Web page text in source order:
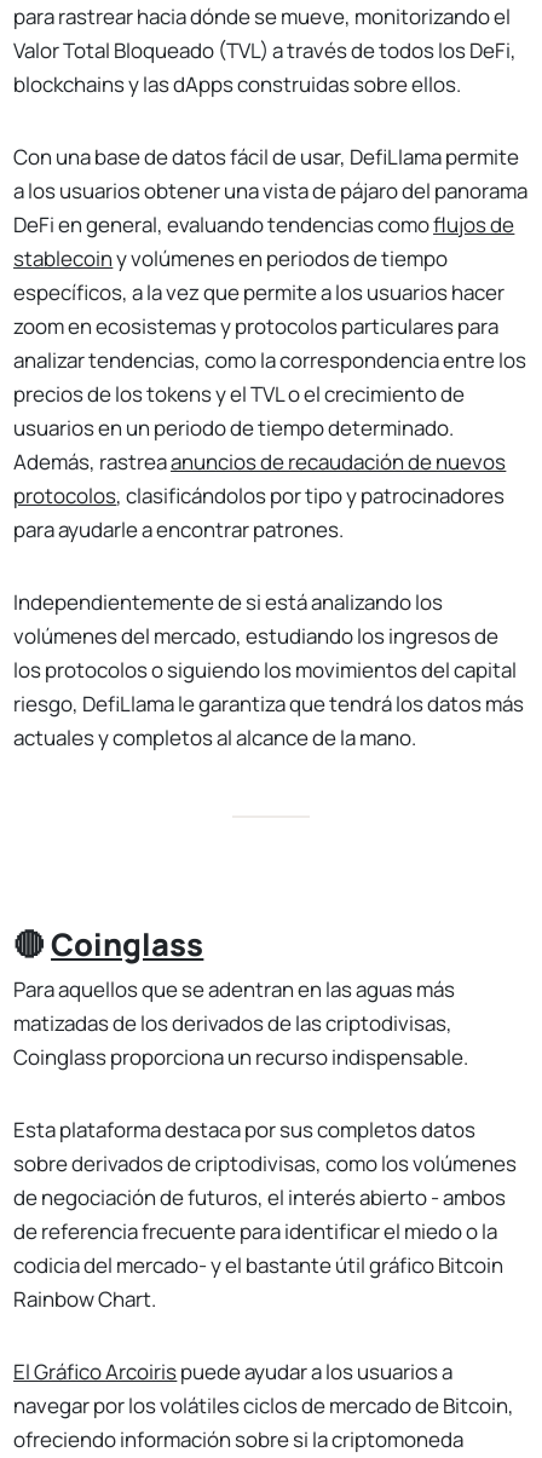
para rastrear hacia dónde se mueve, monitorizando el
Valor Total Bloqueado (TVL) a través de todos los DeFi,
blockchains y las dApps construidas sobre ellos.
Con una base de datos fácil de usar, DefiLlama permite
a los usuarios obtener una vista de pájaro del panorama
DeFi en general, evaluando tendencias comoflujos de
stablecoiny volúmenes en periodos de tiempo
específicos, a la vez que permite a los usuarios hacer
zoom en ecosistemas y protocolos particulares para
analizar tendencias, como la correspondencia entre los
precios de los tokens y el TVL o el crecimiento de
usuarios en un periodo de tiempo determinado.
Además, rastreaanuncios de recaudación de nuevos
protocolos, clasificándolos por tipo y patrocinadores
para ayudarle a encontrar patrones.
Independientemente de si está analizando los
volúmenes del mercado, estudiando los ingresos de
los protocolos o siguiendo los movimientos del capital
riesgo, DefiLlama le garantiza que tendrá los datos más
actuales y completos al alcance de la mano.
🔴Coinglass
Para aquellos que se adentran en las aguas más
matizadas de los derivados de las criptodivisas,
Coinglass proporciona un recurso indispensable.
Esta plataforma destaca por sus completos datos
sobre derivados de criptodivisas, como los volúmenes
de negociación de futuros, el interés abierto - ambos
de referencia frecuente para identificar el miedo o la
codicia del mercado- y el bastante útil gráfico Bitcoin
Rainbow Chart.
El Gráfico Arcoirispuede ayudar a los usuarios a
navegar por los volátiles ciclos de mercado de Bitcoin,
ofreciendo información sobre si la criptomoneda